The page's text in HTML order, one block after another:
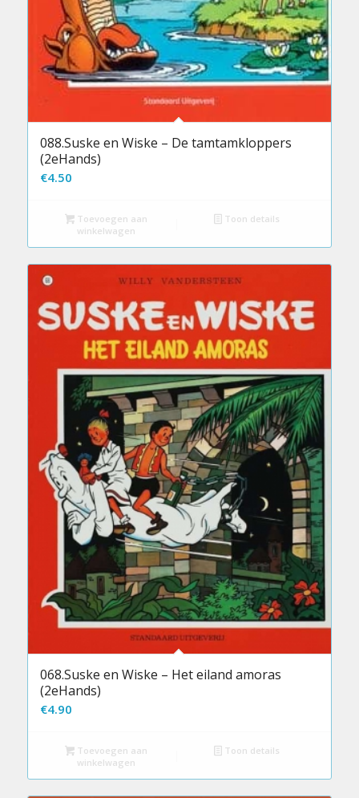
088.Suske en Wiske – De tamtamkloppers
(2eHands)
€4.50
Toevoegen aan
winkelwagen
Toon details
068.Suske en Wiske – Het eiland amoras
(2eHands)
€4.90
Toevoegen aan
winkelwagen
Toon details